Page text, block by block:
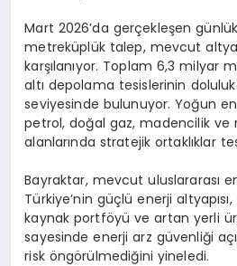
Mart 2026’da gerçekleşen
metreküplük talep, mevcut
karşılanıyor. Toplam 6,3 milyar
altı depolama tesislerinin
seviyesinde bulunuyor. Yoğun
petrol, doğal gaz, madencilik ve
alanlarında stratejik ortaklıklar
Bayraktar, mevcut uluslararası
Türkiye’nin güçlü enerji
kaynak portföyü ve artan yerli
sayesinde enerji arz güvenliği
risk öngörülmediğini yineledi.